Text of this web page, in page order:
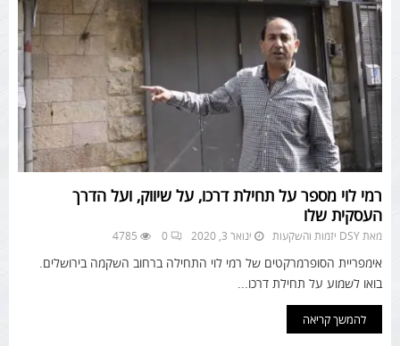
רמי לוי מספר על תחילת דרכו, על שיווק, ועל הדרך
העסקית שלו
מאתDSY יזמות והשקעות ינואר 3, 2020 0
4785
אימפריית הסופרמרקטים של רמי לוי התחילה ברחוב השקמה בירושלים.
בואו לשמוע על תחילת דרכו...
להמשך קריאה